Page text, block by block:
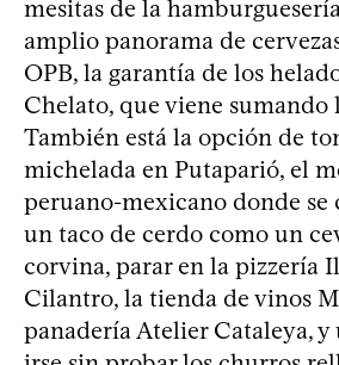
mesitas de la
amplio panorama de
OPB, la garantía de los
Chelato, que viene sumando
También está la opción de
michelada en Putaparió, el
peruano-mexicano donde se
un taco de cerdo como un
corvina, parar en la pizzería
Cilantro, la tienda de vinos
panadería Atelier Cataleya,